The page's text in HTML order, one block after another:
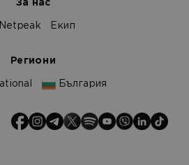
За нас
Екип
Региони
България